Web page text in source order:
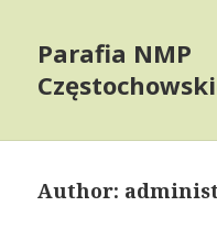
Parafia NMP
Author: